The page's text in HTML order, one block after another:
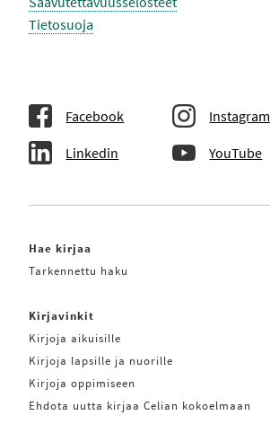
Tietosuoja
Facebook Instagram
Linkedin YouTube
Hae kirjaa
Tarkennettu haku
Kirjavinkit
Kirjoja aikuisille
Kirjoja lapsille ja nuorille
Kirjoja oppimiseen
Ehdota uutta kirjaa Celian kokoelmaan